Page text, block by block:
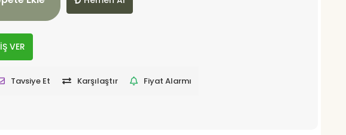
VER
Tavsiye Et Karşılaştır
Fiyat Alarmı